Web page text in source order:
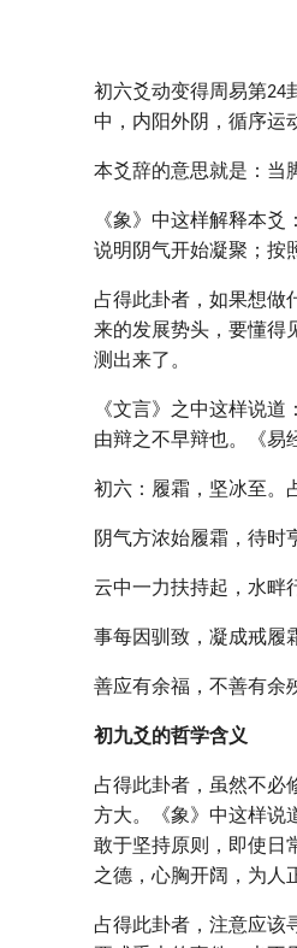
初六爻动变得周易第24
中，内阳外阴，循序运
本爻辞的意思就是：当
《象》中这样解释本
说明阴气开始凝聚；按
占得此卦者，如果想做
来的发展势头，要懂得
测出来了。
《文言》之中这样说
由辩之不早辩也。《易
初六：履霜，坚冰至。
阴气方浓始履霜，待时
云中一力扶持起，水畔
事每因驯致，凝成戒履
善应有余福，不善有余
初九爻的哲学含义
占得此卦者，虽然不必
方大。《象》中这样说
敢于坚持原则，即使日
之德，心胸开阔，为人
占得此卦者，注意应该